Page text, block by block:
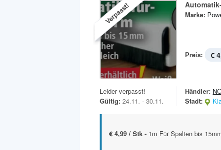
Verpasst! Marke:
Preis: €
Leider verpasst!
Gültig: 24.11. - 30.11.
Händler:
Stadt:
€ 4,99 / Stk - 1m Für Spalten bis